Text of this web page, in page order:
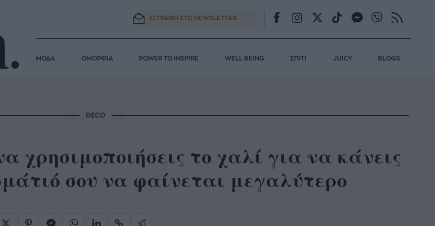
ΕΓΓΡΑΦΗ ΣΤΟ NEWSLETTER
ΜΟΔΑ ΟΜΟΡΦΙΑ POWER TO INSPIRE WELL BEING ΣΠΙΤΙ JUICY BLOGS
DECO
χρησιμοποιήσεις το χαλί για να κάνεις
σου να φαίνεται μεγαλύτερο